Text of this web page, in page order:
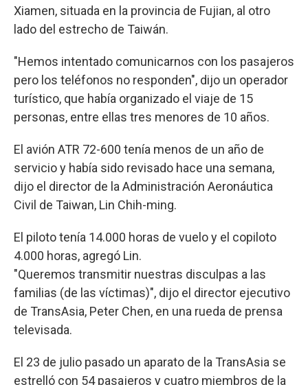
Xiamen, situada en la provincia de Fujian, al otro
lado del estrecho de Taiwán.
"Hemos intentado comunicarnos con los pasajeros
pero los teléfonos no responden", dijo un operador
turístico, que había organizado el viaje de 15
personas, entre ellas tres menores de 10 años.
El avión ATR 72-600 tenía menos de un año de
servicio y había sido revisado hace una semana,
dijo el director de la Administración Aeronáutica
Civil de Taiwan, Lin Chih-ming.
El piloto tenía 14.000 horas de vuelo y el copiloto
4.000 horas, agregó Lin.
"Queremos transmitir nuestras disculpas a las
familias (de las víctimas)", dijo el director ejecutivo
de TransAsia, Peter Chen, en una rueda de prensa
televisada.
El 23 de julio pasado un aparato de la TransAsia se
estrelló con 54 pasajeros y cuatro miembros de la